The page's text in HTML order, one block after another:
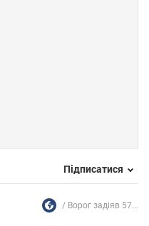
Підписатися
Ворог задіяв 57...